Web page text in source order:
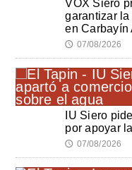
VOX Siero
garantizar
en Carbayín
🕔 07/08/2026
IU Siero
por apoyar
🕔 07/08/2026